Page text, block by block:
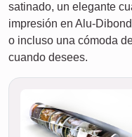
satinado, un elegante
impresión en Alu-
o incluso una cómoda
cuando desees.